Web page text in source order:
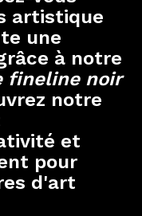
artistique
une
à notre
fineline noir
notre
et
pour
d'art